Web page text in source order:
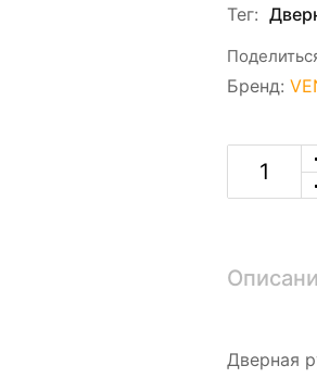
Тег:
Бренд:
Дверная